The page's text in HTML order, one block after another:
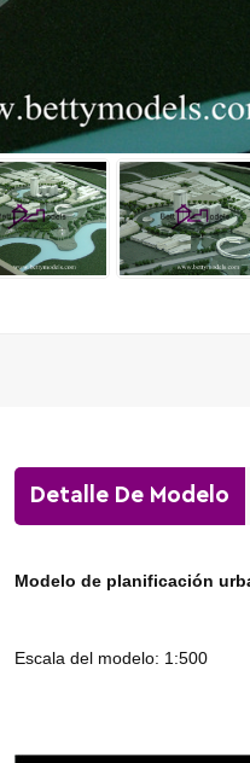
Detalle De Modelo
Modelo de planificación
Escala del modelo: 1:500